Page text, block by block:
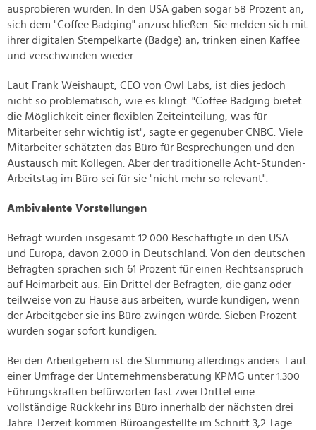
ausprobieren würden. In den USA gaben sogar 58 Prozent an,
sich dem "Coffee Badging" anzuschließen. Sie melden sich mit
ihrer digitalen Stempelkarte (Badge) an, trinken einen Kaffee
und verschwinden wieder.
Laut Frank Weishaupt, CEO von Owl Labs, ist dies jedoch
nicht so problematisch, wie es klingt. "Coffee Badging bietet
die Möglichkeit einer flexiblen Zeiteinteilung, was für
Mitarbeiter sehr wichtig ist", sagte er gegenüber CNBC. Viele
Mitarbeiter schätzten das Büro für Besprechungen und den
Austausch mit Kollegen. Aber der traditionelle Acht-Stunden-
Arbeitstag im Büro sei für sie "nicht mehr so relevant".
Ambivalente Vorstellungen
Befragt wurden insgesamt 12.000 Beschäftigte in den USA
und Europa, davon 2.000 in Deutschland. Von den deutschen
Befragten sprachen sich 61 Prozent für einen Rechtsanspruch
auf Heimarbeit aus. Ein Drittel der Befragten, die ganz oder
teilweise von zu Hause aus arbeiten, würde kündigen, wenn
der Arbeitgeber sie ins Büro zwingen würde. Sieben Prozent
würden sogar sofort kündigen.
Bei den Arbeitgebern ist die Stimmung allerdings anders. Laut
einer Umfrage der Unternehmensberatung KPMG unter 1.300
Führungskräften befürworten fast zwei Drittel eine
vollständige Rückkehr ins Büro innerhalb der nächsten drei
Jahre. Derzeit kommen Büroangestellte im Schnitt 3,2 Tage